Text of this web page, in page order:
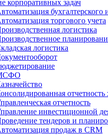
корпоративных задач
бухгалтерского
торгового учета
логистика
логистика
отчетность
отчетность
инвестиционной
тендеров и
продаж в CRM